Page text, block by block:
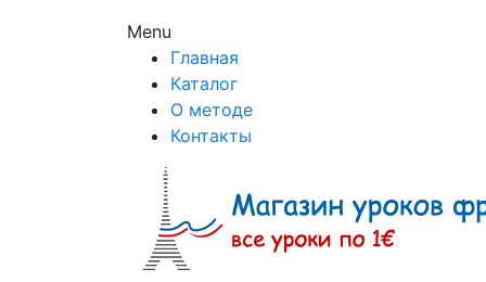
Menu
Главная
Каталог
О методе
Контакты